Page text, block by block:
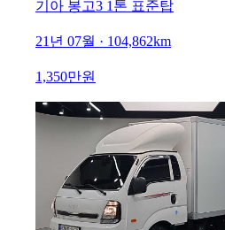
기아 봉고3 1톤 표준탑
21년 07월 · 104,862km
1,350만원